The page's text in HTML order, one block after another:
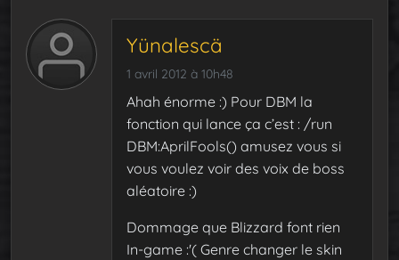
Yünalescä
1 avril 2012 à 10h48
Ahah énorme :) Pour DBM la
fonction qui lance ça c’est : /run
DBM:AprilFools() amusez vous si
vous voulez voir des voix de boss
aléatoire :)
Dommage que Blizzard font rien
In-game :'( Genre changer le skin